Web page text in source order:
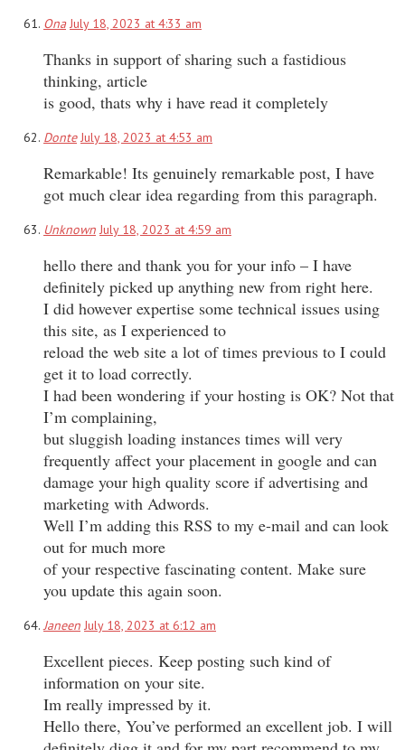
Ona July 18, 2023 at 4:33 am
Thanks in support of sharing such a fastidious
thinking, article
is good, thats why i have read it completely
Donte July 18, 2023 at 4:53 am
Remarkable! Its genuinely remarkable post, I have
got much clear idea regarding from this paragraph.
Unknown July 18, 2023 at 4:59 am
hello there and thank you for your info – I have
definitely picked up anything new from right here.
I did however expertise some technical issues using
this site, as I experienced to
reload the web site a lot of times previous to I could
get it to load correctly.
I had been wondering if your hosting is OK? Not that
I’m complaining,
but sluggish loading instances times will very
frequently affect your placement in google and can
damage your high quality score if advertising and
marketing with Adwords.
Well I’m adding this RSS to my e-mail and can look
out for much more
of your respective fascinating content. Make sure
you update this again soon.
Janeen July 18, 2023 at 6:12 am
Excellent pieces. Keep posting such kind of
information on your site.
Im really impressed by it.
Hello there, You’ve performed an excellent job. I will